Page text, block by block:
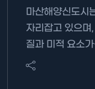
마산해양신도시
자리잡고 있으며
질과 미적 요소